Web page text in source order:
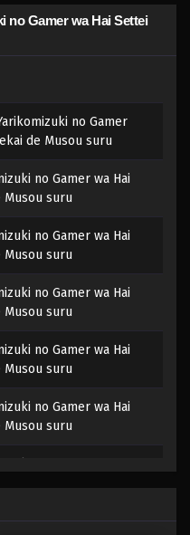
no Gamer wa Hai Settei
no Gamer
de Musou suru
no Gamer wa Hai
suru
no Gamer wa Hai
suru
no Gamer wa Hai
suru
no Gamer wa Hai
suru
no Gamer wa Hai
suru
no Gamer wa Hai